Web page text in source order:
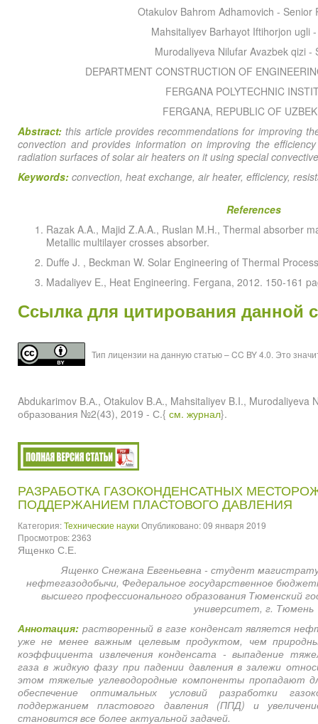
Otakulov Bahrom Adhamovich - Senior
Mahsitaliyev Barhayot Iftihorjon ugli
Murodaliyeva Nilufar Avazbek qizi -
DEPARTMENT CONSTRUCTION OF
FERGANA POLYTECHNIC
FERGANA, REPUBLIC OF
Abstract: this article provides recommendations for improving
convection and provides information on improving the
radiation surfaces of solar air heaters on it using special
Keywords: convection, heat exchange, air heater, efficiency,
References
Razak A.A., Majid Z.A.A., Ruslan M.H., Thermal absorber
Metallic multilayer crosses absorber.
Duffe J. , Beckman W. Solar Engineering of Thermal
Madaliyev E., Heat Engineering. Fergana, 2012. 150-161
Ссылка для цитирования данной
Тип лицензии на данную статью – CC BY 4.0. Это
Abdukarimov B.А., Otakulov B.А., Mahsitaliyev B.I., Murodaliyeva
образования №2(43), 2019 - С.{ см. журнал}.
РАЗРАБОТКА ГАЗОКОНДЕНСАТНЫХ
ПОДДЕРЖАНИЕМ ПЛАСТОВОГО ДАВЛЕНИЯ
Категория:Технические науки Опубликовано: 09 января 2019
Просмотров: 2363
Ященко С.Е.
Ященко Снежана Евгеньевна - студент
нефтегазодобычи, Федеральное государственное
высшего профессионального образования Тюменский
университет, г. Тюмень
Аннотация: растворенный в газе конденсат является
уже не менее важным целевым продуктом, чем
коэффициента извлечения конденсата - выпадение
газа в жидкую фазу при падении давления в залежи
этом тяжелые углеводородные компоненты пропадают
обеспечение оптимальных условий разработки
поддержанием пластового давления (ППД) и
становится все более актуальной задачей.